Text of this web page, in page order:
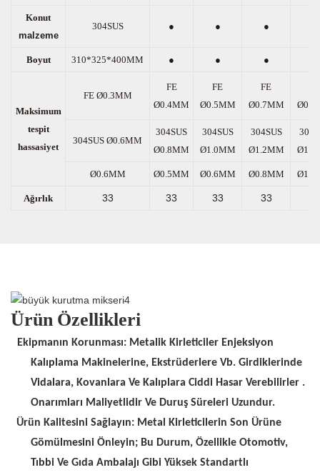
Konut
malzeme
304SUS ● ● ●
Boyut 310*325*400MM ● ● ●
Maksimum
tespit
hassasiyet
FE Ø0.3MM
FE
Ø0.4MM
FE
Ø0.5MM
FE
Ø0.7MM
304SUS Ø0.6MM
304SUS
Ø0.8MM
304SUS
Ø1.0MM
304SUS
Ø1.2MM
Ø0.6MM Ø0.5MM Ø0.6MM Ø0.8MM
Ağırlık 33 33 33 33
Ürün Özellikleri
Ekipmanın Korunması: Metalik Kirleticiler Enjeksiyon
Kalıplama Makinelerine, Ekstrüderlere Vb. Girdiklerinde
Vidalara, Kovanlara Ve Kalıplara Ciddi Hasar Verebilirler .
Onarımları Maliyetlidir Ve Duruş Süreleri Uzundur.
Ürün Kalitesini Sağlayın: Metal Kirleticilerin Son Ürüne
Gömülmesini Önleyin; Bu Durum, Özellikle Otomotiv,
Tıbbi Ve Gıda Ambalajı Gibi Yüksek Standartlı